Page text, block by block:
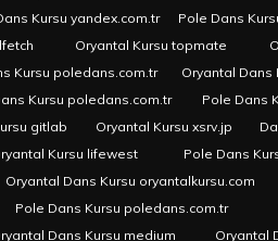
Kursu yandex.com.tr Pole Dans
Oryantal Kursu topmate
Kursu poledans.com.tr Oryantal Dans
Kursu poledans.com.tr Pole Dans
gitlab Oryantal Kursu xsrv.jp
Kursu lifewest Pole Dans
Oryantal Dans Kursu oryantalkursu.com
Pole Dans Kursu poledans.com.tr
Dans Kursu medium Oryantal